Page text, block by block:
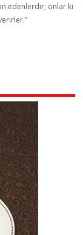
edenlerdir; onlar ki